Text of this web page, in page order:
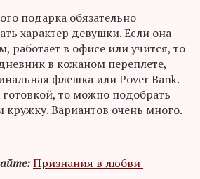
подарка обязательно
характер девушки. Если она
работает в офисе или учится, то
в кожаном переплете,
флешка или Pover Bank.
готовкой, то можно подобрать
Вариантов очень много.
Признания в любви